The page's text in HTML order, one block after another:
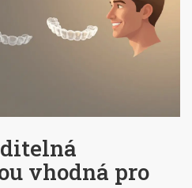
vhodná pro